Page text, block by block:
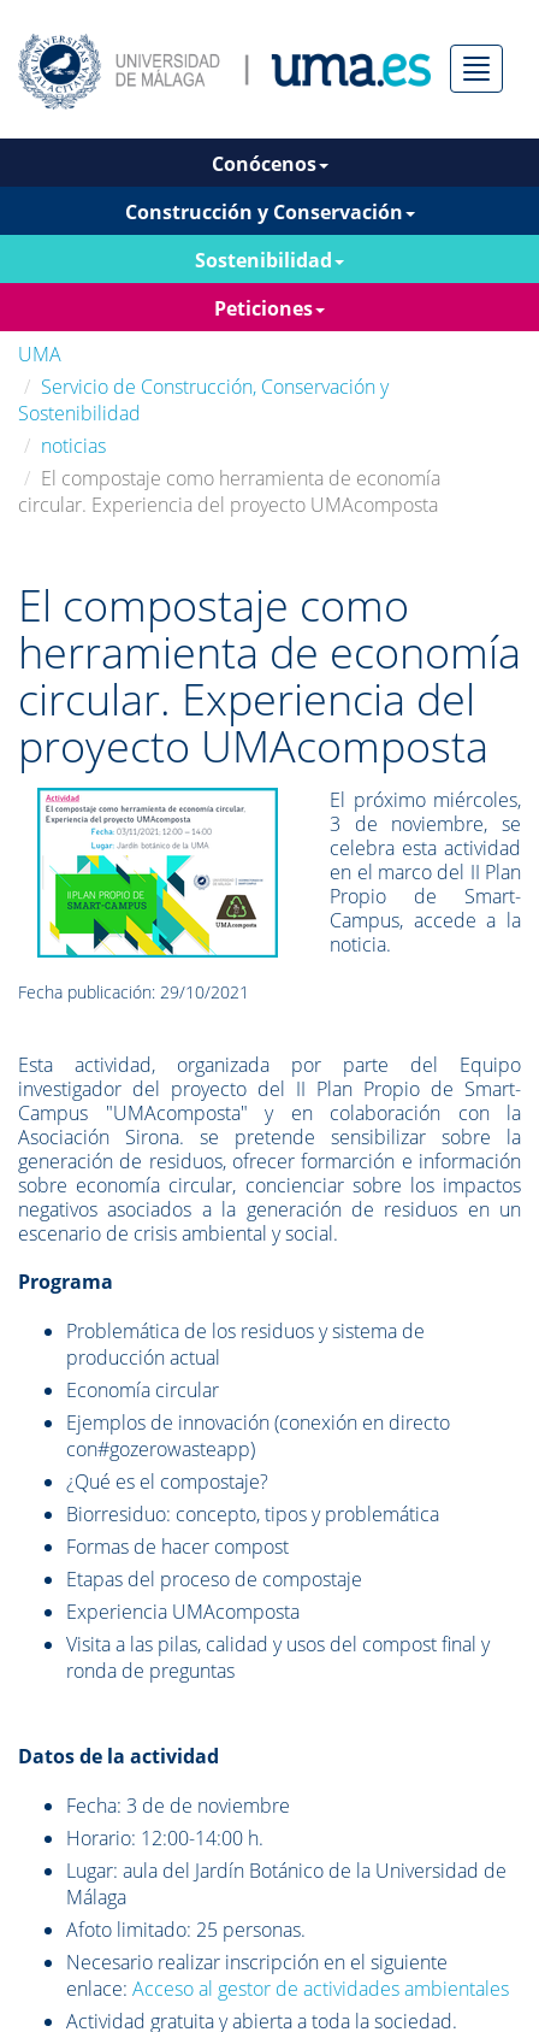
Menú
Conócenos
Construcción y Conservación
Sostenibilidad
Peticiones
UMA
Servicio de Construcción, Conservación y
Sostenibilidad
noticias
El compostaje como herramienta de economía
circular. Experiencia del proyecto UMAcomposta
El compostaje como
herramienta de economía
circular. Experiencia del
proyecto UMAcomposta
El próximo miércoles,
3 de noviembre, se
celebra esta actividad
en el marco del II Plan
Propio de Smart-
Campus, accede a la
noticia.
Fecha publicación: 29/10/2021
Esta actividad, organizada por parte del Equipo
investigador del proyecto del II Plan Propio de Smart-
Campus "UMAcomposta" y en colaboración con la
Asociación Sirona. se pretende sensibilizar sobre la
generación de residuos, ofrecer formarción e información
sobre economía circular, concienciar sobre los impactos
negativos asociados a la generación de residuos en un
escenario de crisis ambiental y social.
Programa
Problemática de los residuos y sistema de
producción actual
Economía circular
Ejemplos de innovación (conexión en directo
con#gozerowasteapp)
¿Qué es el compostaje?
Biorresiduo: concepto, tipos y problemática
Formas de hacer compost
Etapas del proceso de compostaje
Experiencia UMAcomposta
Visita a las pilas, calidad y usos del compost final y
ronda de preguntas
Datos de la actividad
Fecha: 3 de de noviembre
Horario: 12:00-14:00 h.
Lugar: aula del Jardín Botánico de la Universidad de
Málaga
Afoto limitado: 25 personas.
Necesario realizar inscripción en el siguiente
enlace: Acceso al gestor de actividades ambientales
Actividad gratuita y abierta a toda la sociedad.